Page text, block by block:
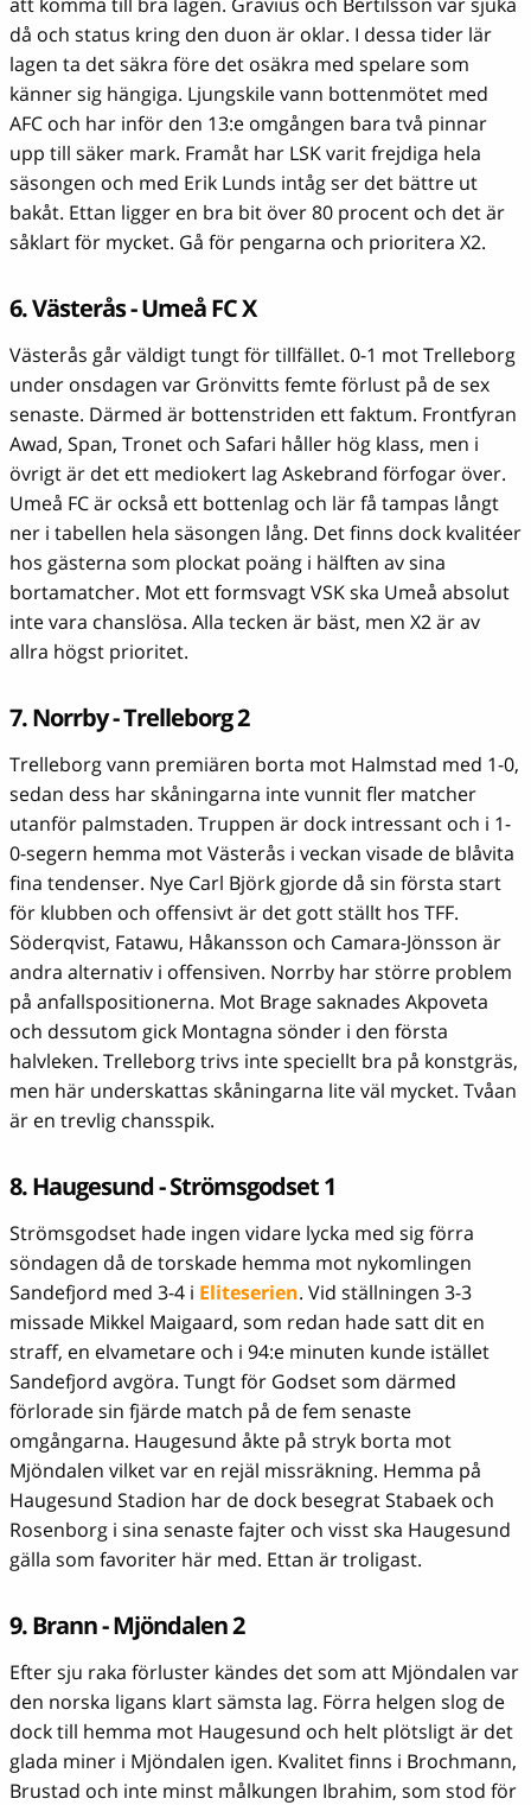
då och status kring den duon är oklar. I dessa tider lär
lagen ta det säkra före det osäkra med spelare som
känner sig hängiga. Ljungskile vann bottenmötet med
AFC och har inför den 13:e omgången bara två pinnar
upp till säker mark. Framåt har LSK varit frejdiga hela
säsongen och med Erik Lunds intåg ser det bättre ut
bakåt. Ettan ligger en bra bit över 80 procent och det är
såklart för mycket. Gå för pengarna och prioritera X2.
6. Västerås - Umeå FC X
Västerås går väldigt tungt för tillfället. 0-1 mot Trelleborg
under onsdagen var Grönvitts femte förlust på de sex
senaste. Därmed är bottenstriden ett faktum. Frontfyran
Awad, Span, Tronet och Safari håller hög klass, men i
övrigt är det ett mediokert lag Askebrand förfogar över.
Umeå FC är också ett bottenlag och lär få tampas långt
ner i tabellen hela säsongen lång. Det finns dock kvalitéer
hos gästerna som plockat poäng i hälften av sina
bortamatcher. Mot ett formsvagt VSK ska Umeå absolut
inte vara chanslösa. Alla tecken är bäst, men X2 är av
allra högst prioritet.
7. Norrby - Trelleborg 2
Trelleborg vann premiären borta mot Halmstad med 1-0,
sedan dess har skåningarna inte vunnit fler matcher
utanför palmstaden. Truppen är dock intressant och i 1-
0-segern hemma mot Västerås i veckan visade de blåvita
fina tendenser. Nye Carl Björk gjorde då sin första start
för klubben och offensivt är det gott ställt hos TFF.
Söderqvist, Fatawu, Håkansson och Camara-Jönsson är
andra alternativ i offensiven. Norrby har större problem
på anfallspositionerna. Mot Brage saknades Akpoveta
och dessutom gick Montagna sönder i den första
halvleken. Trelleborg trivs inte speciellt bra på konstgräs,
men här underskattas skåningarna lite väl mycket. Tvåan
är en trevlig chansspik.
8. Haugesund - Strömsgodset 1
Strömsgodset hade ingen vidare lycka med sig förra
söndagen då de torskade hemma mot nykomlingen
Sandefjord med 3-4 i Eliteserien. Vid ställningen 3-3
missade Mikkel Maigaard, som redan hade satt dit en
straff, en elvametare och i 94:e minuten kunde istället
Sandefjord avgöra. Tungt för Godset som därmed
förlorade sin fjärde match på de fem senaste
omgångarna. Haugesund åkte på stryk borta mot
Mjöndalen vilket var en rejäl missräkning. Hemma på
Haugesund Stadion har de dock besegrat Stabaek och
Rosenborg i sina senaste fajter och visst ska Haugesund
gälla som favoriter här med. Ettan är troligast.
9. Brann - Mjöndalen 2
Efter sju raka förluster kändes det som att Mjöndalen var
den norska ligans klart sämsta lag. Förra helgen slog de
dock till hemma mot Haugesund och helt plötsligt är det
glada miner i Mjöndalen igen. Kvalitet finns i Brochmann,
Brustad och inte minst målkungen Ibrahim, som stod för